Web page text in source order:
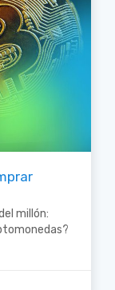
millón: